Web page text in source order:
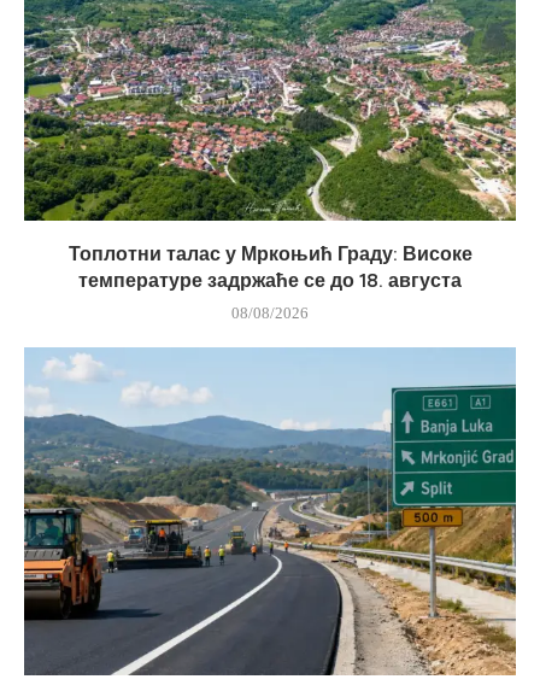
Топлотни талас у Мркоњић Граду: Високе
температуре задржаће се до 18. августа
08/08/2026